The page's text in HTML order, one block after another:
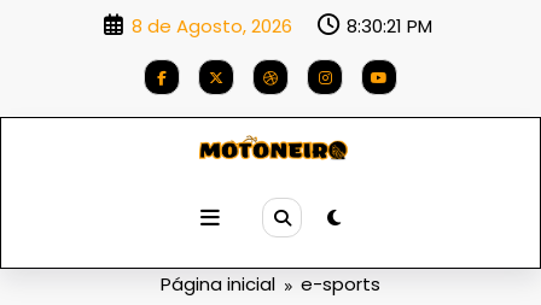
8 de Agosto, 2026 8:30:21 PM
Etiqueta: e-sports
Página inicial e-sports